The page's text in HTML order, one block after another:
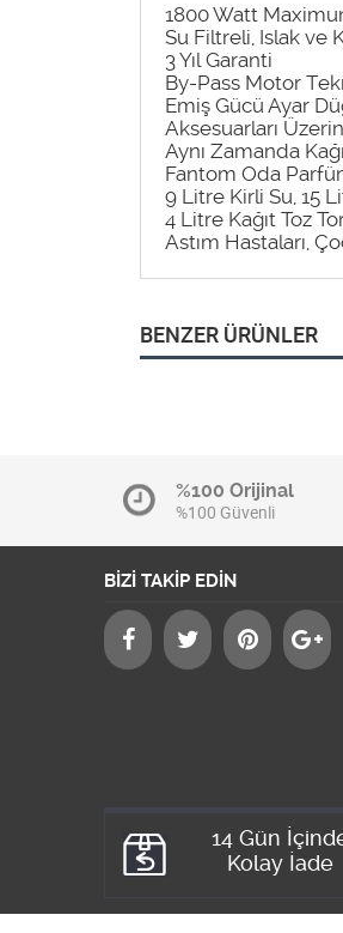
1800 Watt
Su Filtreli, Islak ve
3 Yıl Garanti
By-Pass Motor
Emiş Gücü Ayar
Aksesuarları
Aynı Zamanda
Fantom Oda
9 Litre Kirli Su, 15
4 Litre Kağıt Toz
Astım Hastaları,
BENZER ÜRÜNLER
%100 Orijinal
%100 Güvenli
BİZİ TAKİP EDİN
14 Gün
Kolay İade